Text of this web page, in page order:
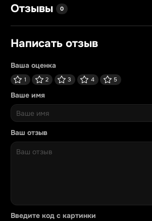
Отзывы 0
Написать отзыв
Ваша оценка
1 2 3 4 5
Ваше имя
Ваш отзыв
Введите код с картинки